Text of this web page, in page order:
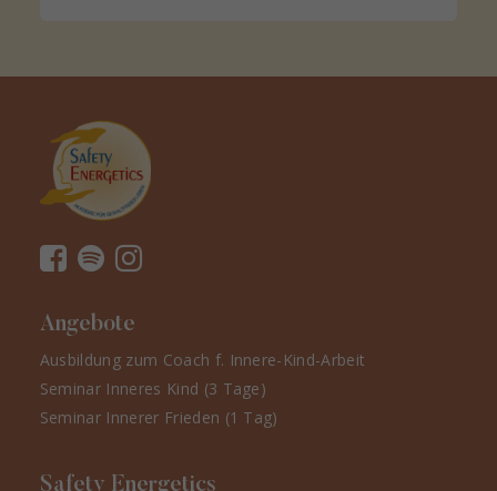
Angebote
Ausbildung zum Coach f. Innere-Kind-Arbeit
Seminar Inneres Kind (3 Tage)
Seminar Innerer Frieden (1 Tag)
Safety Energetics